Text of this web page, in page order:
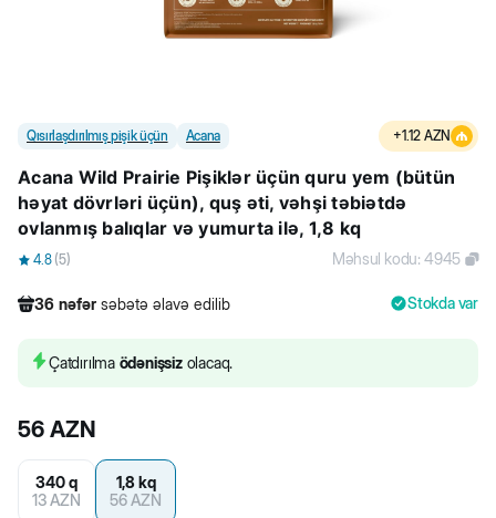
Qısırlaşdırılmış pişik üçün Acana +1.12 AZN
Acana Wild Prairie Pişiklər üçün quru yem (bütün
həyat dövrləri üçün), quş əti, vəhşi təbiətdə
ovlanmış balıqlar və yumurta ilə, 1,8 kq
4.8 (5) Məhsul kodu:4945
36 nəfər səbətə əlavə edilib
135 nəfər məhsulu alıb
Stokda var
Çatdırılma ödənişsizolacaq.
56 AZN
340 q
13AZN
1,8 kq
56AZN